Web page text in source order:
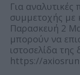
Για
συμμετοχής με
Παρασκευή 2
μπορούν να
ιστοσελίδα της
https://